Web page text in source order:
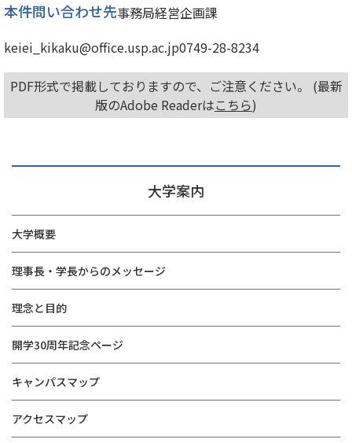
大学案内
大学概要
理事長・学長からのメッセージ
理念と目的
開学30周年記念ページ
キャンパスマップ
アクセスマップ
本件問い合わせ先事務局経営企画課
keiei_kikaku@office.usp.ac.jp0749-28-8234
PDF形式で掲載しておりますので、ご注意ください。 (最新
版のAdobe Readerはこちら)